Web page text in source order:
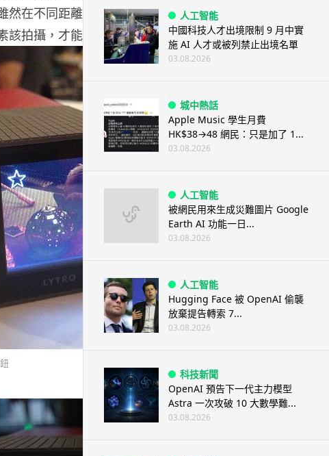
在不同距離上，用家現在透過光場拍攝技術還原不同的
拍攝，才能創做一個故事。
人工智能
中國科技人才出境限制 9 月中實
施 AI 人才或被列禁止出境名單
03.08.2026
城中熱話
Apple Music 學生月費
HK$38→48 網民：只是加了 1...
03.08.2026
人工智能
被網民用來生成災難圖片 Google
Earth AI 功能一日...
03.08.2026
人工智能
Hugging Face 被 OpenAI 偷襲
放棄提告轉索 7...
03.08.2026
科技新聞
OpenAI 預告下一代主力模型
Astra 一次攻破 10 大數學難...
03.08.2026